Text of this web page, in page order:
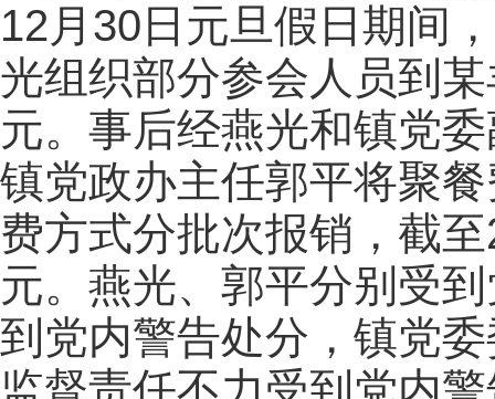
12月30日元旦假日期间
光组织部分参会人员到
元。事后经燕光和镇党
镇党政办主任郭平将聚
费方式分批次报销，截
元。燕光、郭平分别受
到党内警告处分，镇党
监督责任不力受到党内